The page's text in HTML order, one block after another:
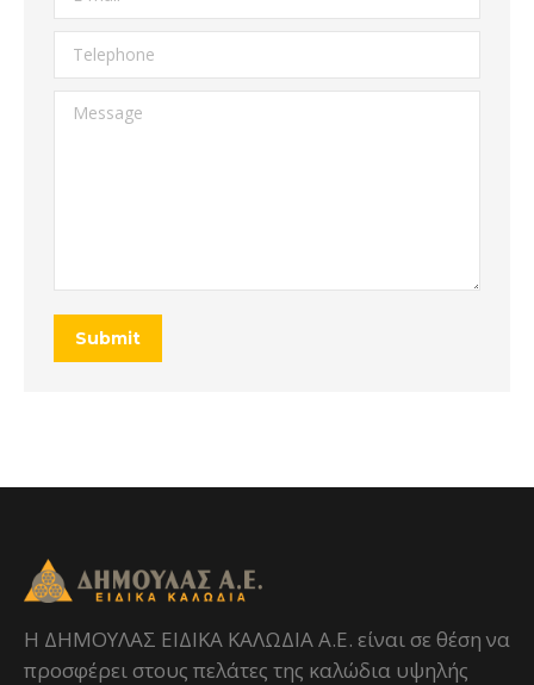
Telephone
Message
Submit
H ΔΗΜΟΥΛΑΣ ΕΙΔΙΚΑ ΚΑΛΩΔΙΑ Α.Ε. είναι σε θέση να
προσφέρει στους πελάτες της καλώδια υψηλής